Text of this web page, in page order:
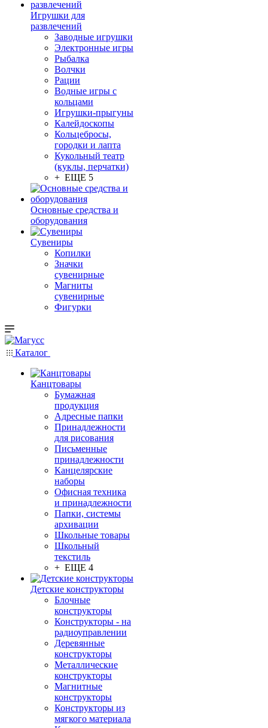
Игрушки для
развлечений
Заводные игрушки
Электронные игры
Рыбалка
Волчки
Рации
Водные игры с
кольцами
Игрушки-прыгуны
Калейдоскопы
Кольцебросы,
городки и лапта
Кукольный театр
(куклы, перчатки)
+ ЕЩЕ 5
Основные средства и
оборудования
Сувениры
Копилки
Значки
сувенирные
Магниты
сувенирные
Фигурки
Каталог
Канцтовары
Бумажная
продукция
Адресные папки
Принадлежности
для рисования
Письменные
принадлежности
Канцелярские
наборы
Офисная техника
и принадлежности
Папки, системы
архивации
Школьные товары
Школьный
текстиль
+ ЕЩЕ 4
Детские конструкторы
Блочные
конструкторы
Конструкторы - на
радиоуправлении
Деревянные
конструкторы
Металлические
конструкторы
Магнитные
конструкторы
Конструкторы из
мягкого материала